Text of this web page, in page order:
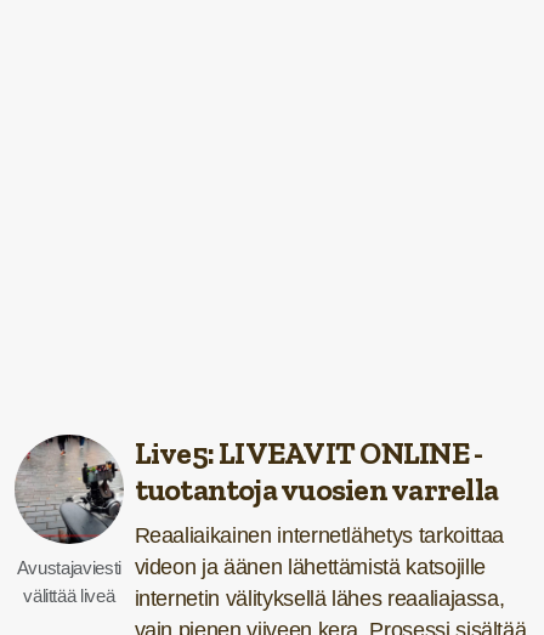
Avustajaviesti
välittää liveä
Live5: LIVEAVIT ONLINE -
tuotantoja vuosien varrella
Reaaliaikainen internetlähetys tarkoittaa
videon ja äänen lähettämistä katsojille
internetin välityksellä lähes reaaliajassa,